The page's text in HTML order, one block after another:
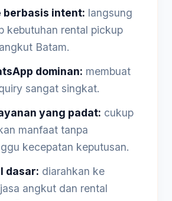
berbasis intent: langsung
kebutuhan rental pickup
Batam.
dominan: membuat
sangat singkat.
yang padat: cukup
manfaat tanpa
kecepatan keputusan.
dasar: diarahkan ke
angkut dan rental